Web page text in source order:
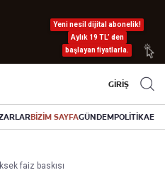
Yeni nesil dijital abonelik!
Aylık 19 TL’ den
başlayan fiyatlarla.
GİRİŞ
BİZİM SAYFAGÜNDEMPOLİTİKA
faiz baskısı